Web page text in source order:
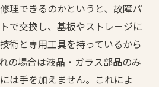
理できるのかというと、故障パ
で交換し、基板やストレージに
術と専用工具を持っているから
の場合は液晶・ガラス部品のみ
は手を加えません。これによ